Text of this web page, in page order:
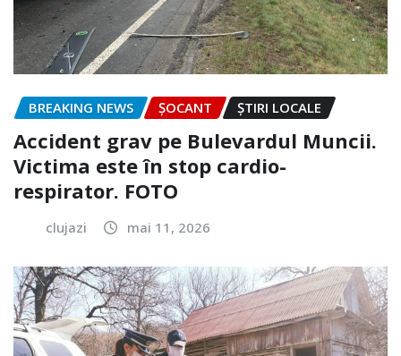
BREAKING NEWS ȘOCANT ȘTIRI LOCALE
Accident grav pe Bulevardul Muncii.
Victima este în stop cardio-
respirator. FOTO
clujazi mai 11, 2026